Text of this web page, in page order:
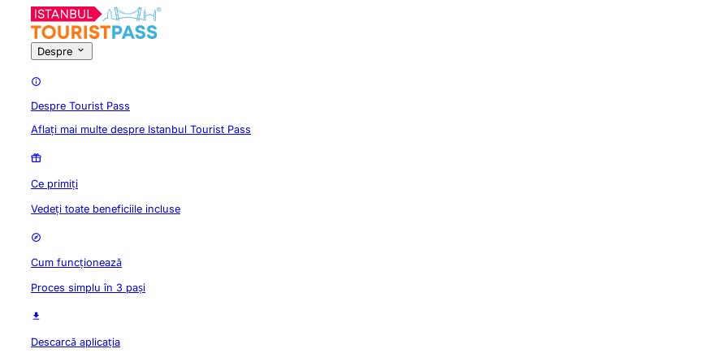
Despre
Despre Tourist Pass
Aflați mai multe despre Istanbul Tourist Pass
Ce primiți
Vedeți toate beneficiile incluse
Cum funcționează
Proces simplu în 3 pași
Descarcă aplicația